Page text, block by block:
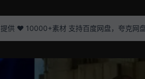
提供 ❤️ 10000+素材 支持百度网盘，夸克网